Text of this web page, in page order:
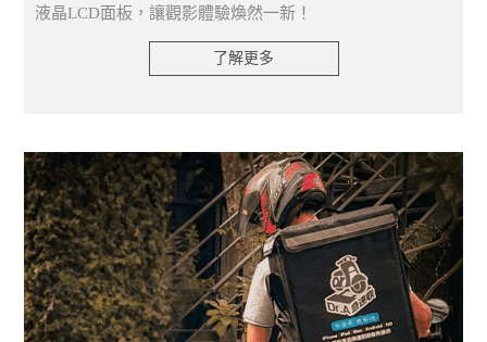
液晶LCD面板，讓觀影體驗煥然一新！
了解更多